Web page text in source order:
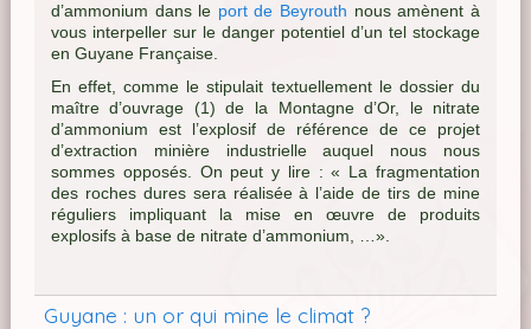
d’ammonium dans le port de Beyrouth nous amènent à
vous interpeller sur le danger potentiel d’un tel stockage
en Guyane Française.
En effet, comme le stipulait textuellement le dossier du
maître d’ouvrage (1) de la Montagne d’Or, le nitrate
d’ammonium est l’explosif de référence de ce projet
d’extraction minière industrielle auquel nous nous
sommes opposés. On peut y lire : « La fragmentation
des roches dures sera réalisée à l’aide de tirs de mine
réguliers impliquant la mise en œuvre de produits
explosifs à base de nitrate d’ammonium, …».
Guyane : un or qui mine le climat ?